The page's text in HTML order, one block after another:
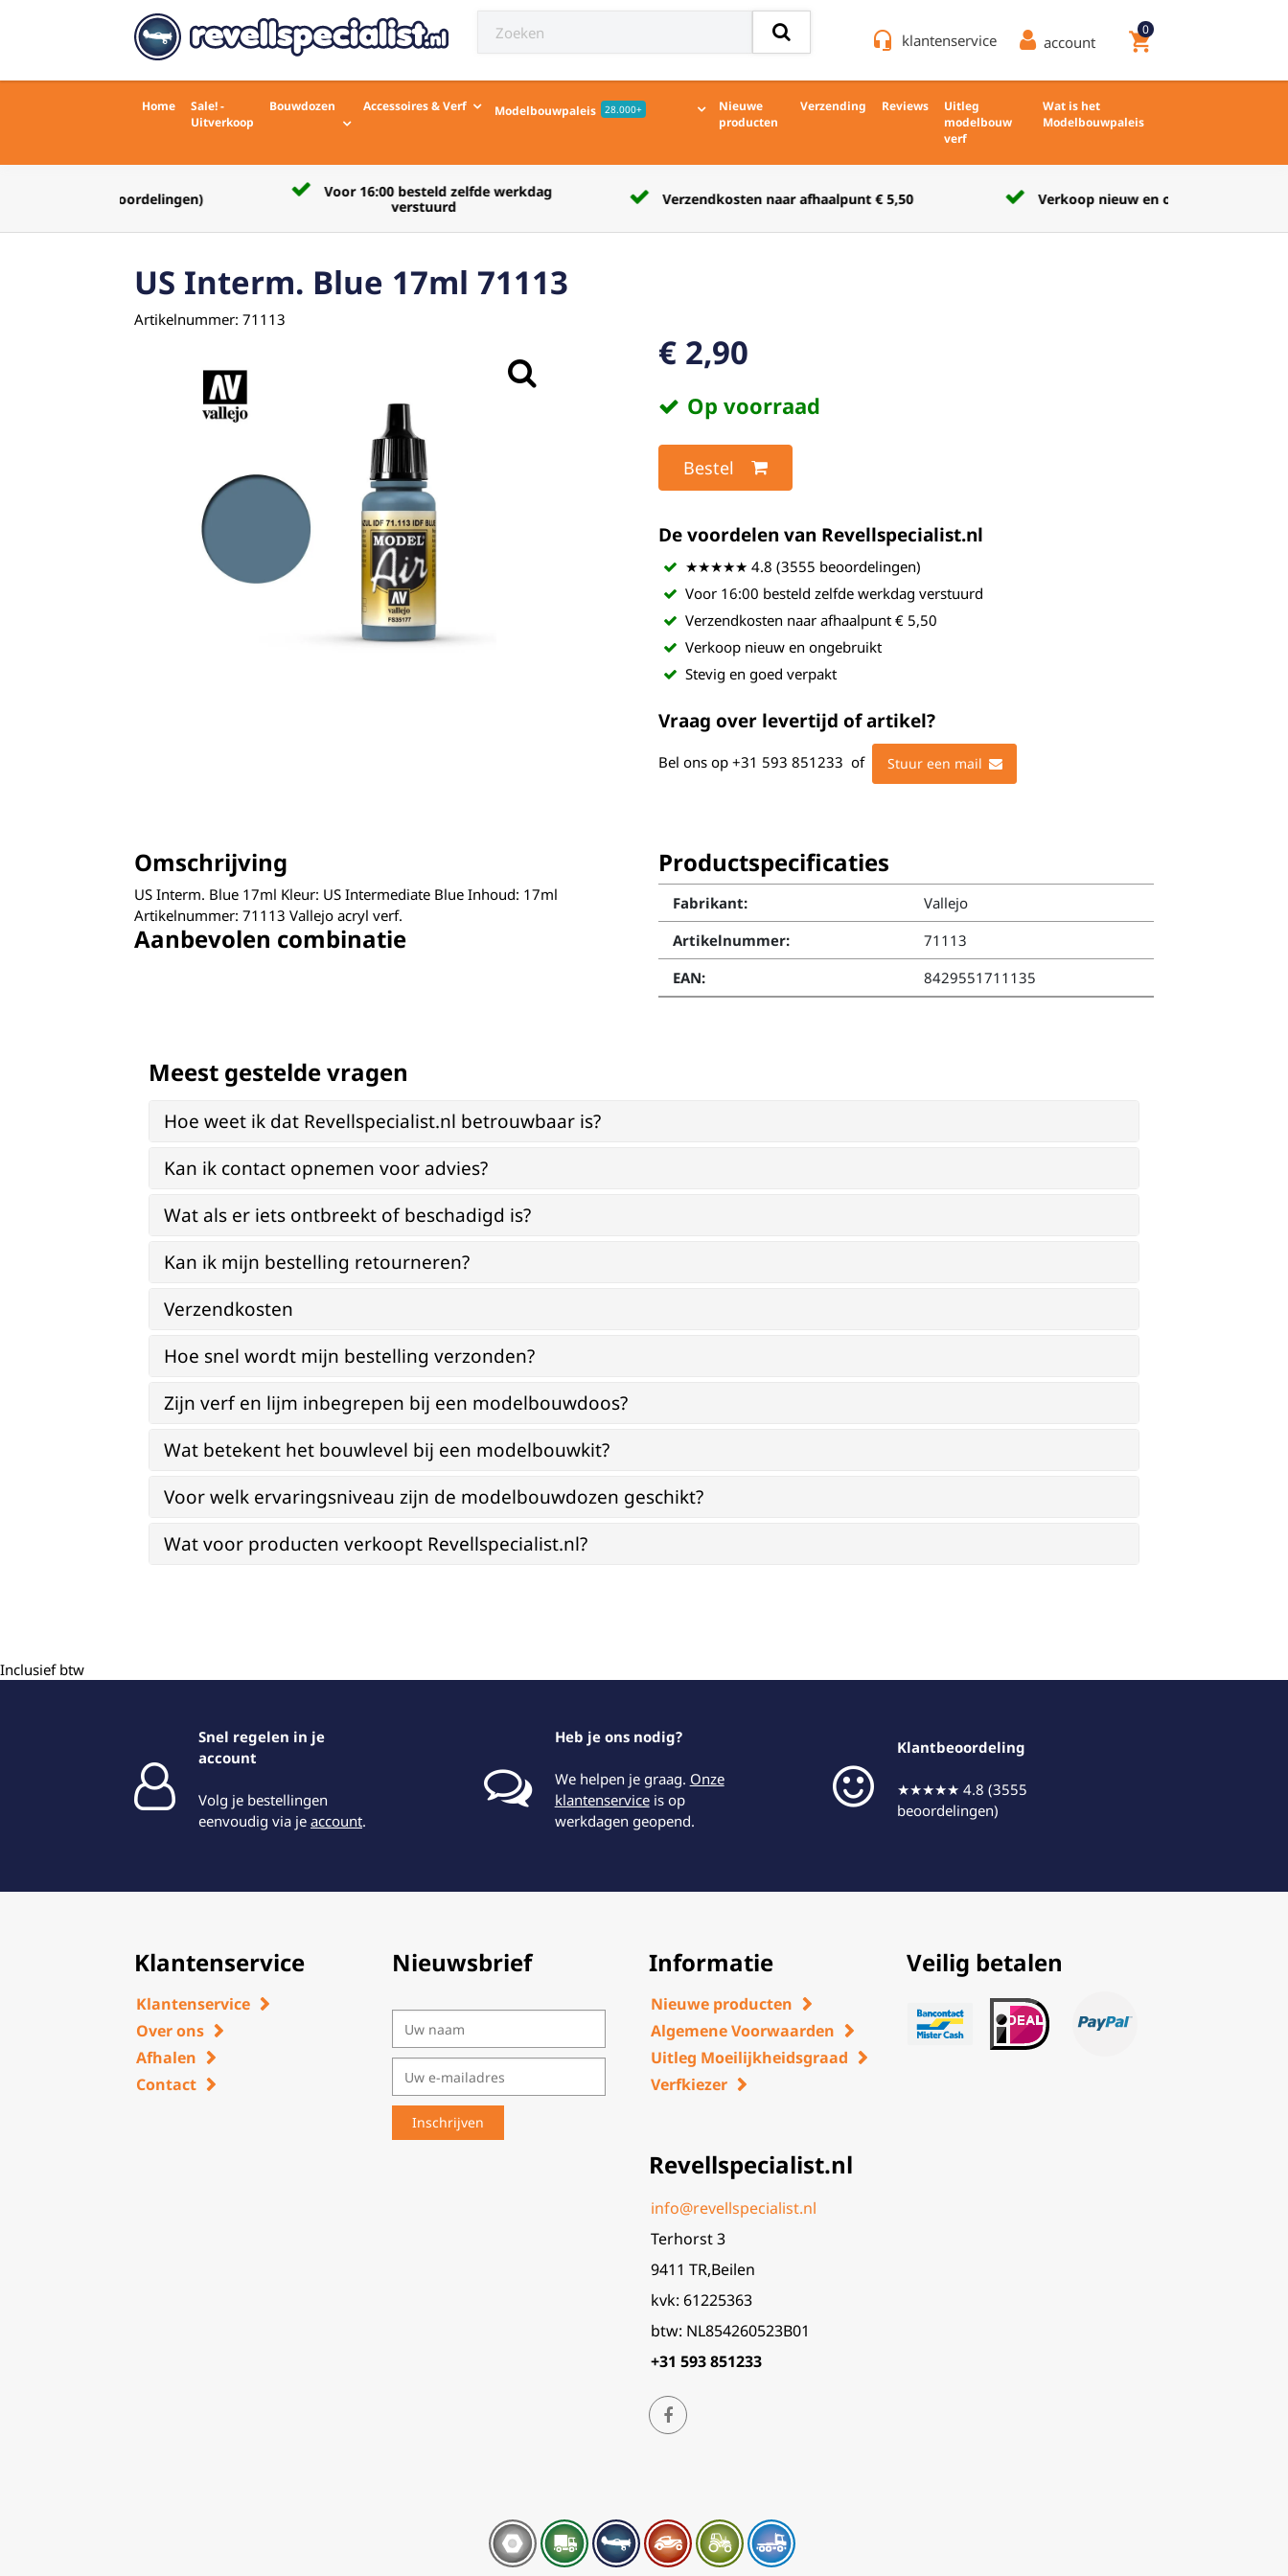
headset_mic klantenservice account shopping_cart
0
Home
Sale! -
Uitverkoop
Bouwdozen Accessoires & Verf Modelbouwpaleis 28.000+
Nieuwe
producten
Verzending Reviews
Uitleg
modelbouw
verf
Wat is het
Modelbouwpaleis
Voor 16:00 besteld zelfde werkdag
Verzendkosten naar afhaalpunt € 5,50 Verkoop nieuw en ongebruikt
US Interm. Blue 17ml 71113
Artikelnummer: 71113
€ 2,90
Op voorraad
Bestel
De voordelen van Revellspecialist.nl
★★★★★ 4.8 (3555 beoordelingen)
Voor 16:00 besteld zelfde werkdag verstuurd
Verzendkosten naar afhaalpunt € 5,50
Verkoop nieuw en ongebruikt
Stevig en goed verpakt
Vraag over levertijd of artikel?
Bel ons op +31 593 851233 of Stuur een mail
Omschrijving
US Interm. Blue 17ml Kleur: US Intermediate Blue Inhoud: 17ml
Artikelnummer: 71113 Vallejo acryl verf.
Aanbevolen combinatie
Productspecificaties
Fabrikant:
Vallejo
Artikelnummer:
71113
EAN:
8429551711135
Meest gestelde vragen
Hoe weet ik dat Revellspecialist.nl betrouwbaar is?
Kan ik contact opnemen voor advies?
Wat als er iets ontbreekt of beschadigd is?
Kan ik mijn bestelling retourneren?
Verzendkosten
Hoe snel wordt mijn bestelling verzonden?
Zijn verf en lijm inbegrepen bij een modelbouwdoos?
Wat betekent het bouwlevel bij een modelbouwkit?
Voor welk ervaringsniveau zijn de modelbouwdozen geschikt?
Wat voor producten verkoopt Revellspecialist.nl?
Inclusief btw
Snel regelen in je
account
Volg je bestellingen
eenvoudig via je account.
Heb je ons nodig?
We helpen je graag. Onze
klantenserviceis op
werkdagen geopend.
Klantbeoordeling
★★★★★ 4.8 (3555
beoordelingen)
Klantenservice
Klantenservice
Over ons
Afhalen
Contact
Nieuwsbrief Informatie
Nieuwe producten
Algemene Voorwaarden
Uitleg Moeilijkheidsgraad
Verfkiezer
Revellspecialist.nl
info@revellspecialist.nl
Terhorst 3
9411 TR,Beilen
kvk: 61225363
btw: NL854260523B01
+31 593 851233
Veilig betalen